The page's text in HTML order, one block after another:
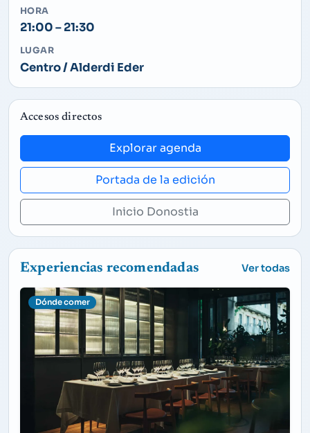
HORA
21:00 – 21:30
LUGAR
Centro / Alderdi Eder
Accesos directos
Explorar agenda
Portada de la edición
Inicio Donostia
Experiencias recomendadas Ver todas
Dónde comer